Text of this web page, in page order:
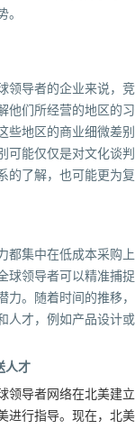
。
领导者的企业来说，
他们所经营的地区的
些地区的商业细微差
可能仅仅是对文化谈
的了解，也可能更为复
都集中在低成本采购
球领导者可以精准捕
力。随着时间的推移
人才，例如产品设计或
人才
领导者网络在北美建
进行指导。现在，北